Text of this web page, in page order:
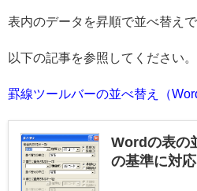
表内のデータを昇順で並べ替えで
以下の記事を参照してください。
罫線ツールバーの並べ替え（
Wordの表の
の基準に対応